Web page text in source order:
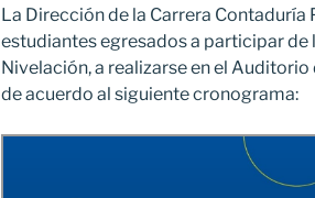
La Dirección de la Carrera Contaduría
estudiantes egresados a participar de
Nivelación, a realizarse en el
de acuerdo al siguiente cronograma: